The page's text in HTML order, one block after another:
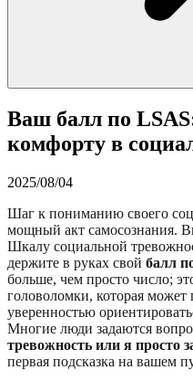
Ваш балл по
комфорту в
2025/08/04
Шаг к пониманию своего
мощный акт самосознания.
Шкалу социальной
держите в руках свой балл
больше, чем просто число;
головоломки, которая
уверенностью
Многие люди задаются
тревожность или я просто
первая подсказка на вашем